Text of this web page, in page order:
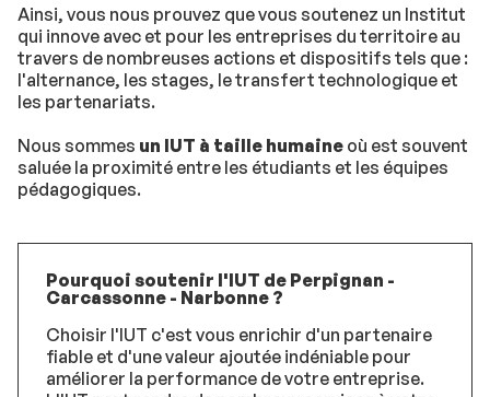
Ainsi, vous nous prouvez que vous soutenez un Institut
qui innove avec et pour les entreprises du territoire au
travers de nombreuses actions et dispositifs tels que :
l'alternance, les stages, le transfert technologique et
les partenariats.
Nous sommes un IUT à taille humaine où est souvent
saluée la proximité entre les étudiants et les équipes
pédagogiques.
Pourquoi soutenir l'IUT de Perpignan -
Carcassonne - Narbonne ?
Choisir l'IUT c'est vous enrichir d'un partenaire
fiable et d'une valeur ajoutée indéniable pour
améliorer la performance de votre entreprise.